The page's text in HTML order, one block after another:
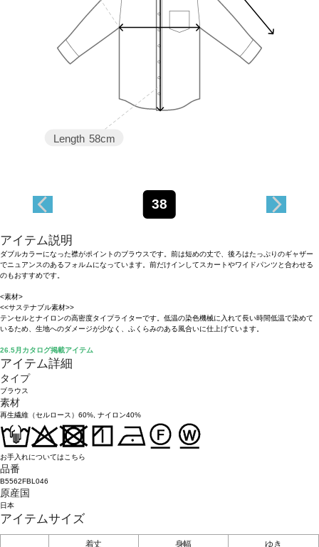
Length 58cm
38
アイテム説明
ダブルカラーになった襟がポイントのブラウスです。前は短めの丈で、後ろはたっぷりのギャザー
でニュアンスのあるフォルムになっています。前だけインしてスカートやワイドパンツと合わせる
のもおすすめです。
<素材>
<<サステナブル素材>>
テンセルとナイロンの高密度タイプライターです。低温の染色機械に入れて長い時間低温で染めて
いるため、生地へのダメージが少なく、ふくらみのある風合いに仕上げています。
26.5月カタログ掲載アイテム
アイテム詳細
タイプ
ブラウス
素材
再生繊維（セルロース）60%, ナイロン40%
お手入れについてはこちら
品番
B5562FBL046
原産国
日本
アイテムサイズ
着丈 身幅
ゆき